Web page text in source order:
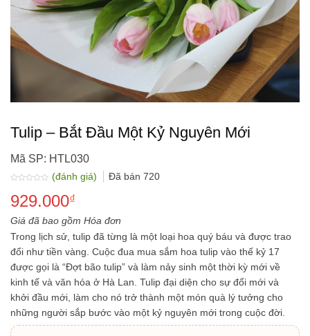
Tulip – Bắt Đầu Một Kỷ Nguyên Mới
Mã SP: HTL030
xếp
hạng
5
sao
(đánh giá) Đã bán 720
929.000₫
Giá đã bao gồm Hóa đơn
Trong lịch sử, tulip đã từng là một loại hoa quý báu và được trao
đổi như tiền vàng. Cuộc đua mua sắm hoa tulip vào thế kỷ 17
được gọi là “Đợt bão tulip” và làm nảy sinh một thời kỳ mới về
kinh tế và văn hóa ở Hà Lan. Tulip đại diện cho sự đổi mới và
khởi đầu mới, làm cho nó trở thành một món quà lý tưởng cho
những người sắp bước vào một kỷ nguyên mới trong cuộc đời.